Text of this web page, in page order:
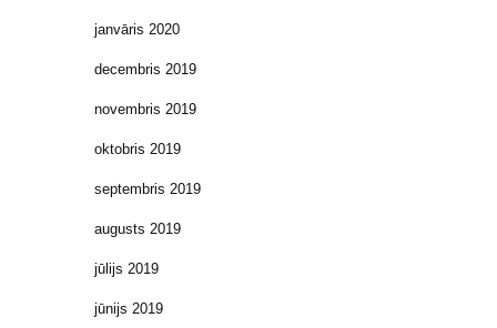
janvāris 2020
decembris 2019
novembris 2019
oktobris 2019
septembris 2019
augusts 2019
jūlijs 2019
jūnijs 2019